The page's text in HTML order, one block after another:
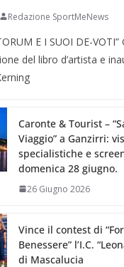
Redazione SportMeNews
E I SUOI DE-
del libro d’artista e
Caronte & Tourist –
Viaggio” a Ganzirri:
specialistiche e
domenica 28 giugno.
26 Giugno 2026
Vince il contest di
Benessere” l’I.C.
di Mascalucia